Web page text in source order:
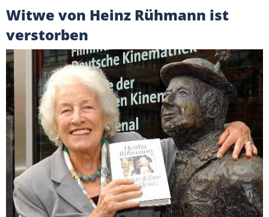
Witwe von Heinz Rühmann ist
verstorben